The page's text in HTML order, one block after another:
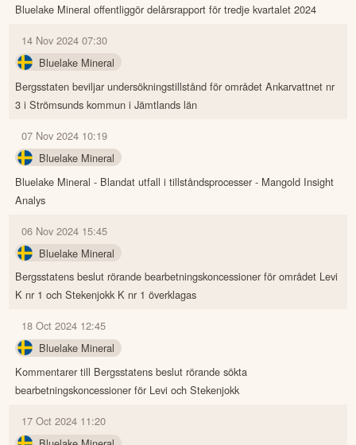
Bluelake Mineral offentliggör delårsrapport för tredje kvartalet 2024
14 Nov 2024 07:30
Bluelake Mineral
Bergsstaten beviljar undersökningstillstånd för området Ankarvattnet nr
3 i Strömsunds kommun i Jämtlands län
07 Nov 2024 10:19
Bluelake Mineral
Bluelake Mineral - Blandat utfall i tillståndsprocesser - Mangold Insight
Analys
06 Nov 2024 15:45
Bluelake Mineral
Bergsstatens beslut rörande bearbetningskoncessioner för området Levi
K nr 1 och Stekenjokk K nr 1 överklagas
18 Oct 2024 12:45
Bluelake Mineral
Kommentarer till Bergsstatens beslut rörande sökta
bearbetningskoncessioner för Levi och Stekenjokk
17 Oct 2024 11:20